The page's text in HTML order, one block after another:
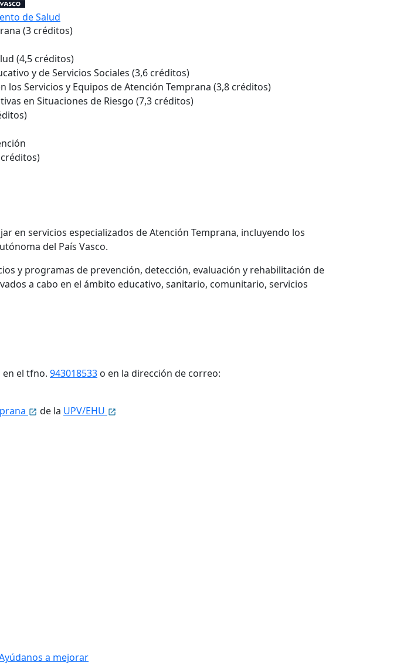
de Salud
a mejorar
(3 créditos)
(4,5 créditos)
y de Servicios Sociales (3,6 créditos)
los Servicios y Equipos de Atención Temprana (3,8 créditos)
en Situaciones de Riesgo (7,3 créditos)
en servicios especializados de Atención Temprana, incluyendo los
del País Vasco.
y programas de prevención, detección, evaluación y rehabilitación de
a cabo en el ámbito educativo, sanitario, comunitario, servicios
en el tfno. 943018533 o en la dirección de correo:
de la UPV/EHU